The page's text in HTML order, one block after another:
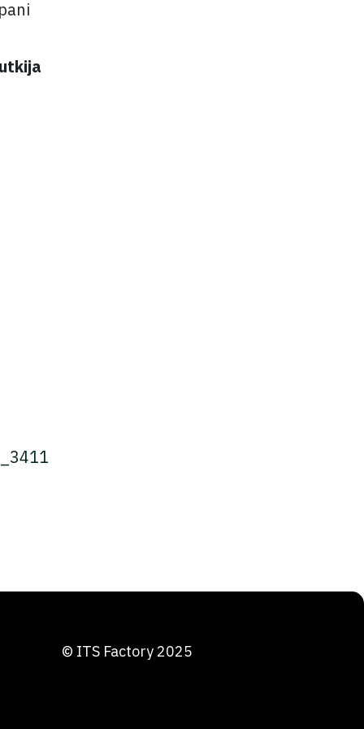
© ITS Factory 2025